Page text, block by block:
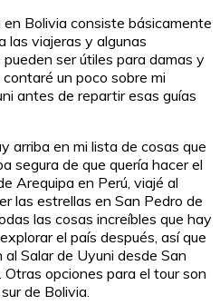
Bolivia consiste básicamente
las viajeras y algunas
ser útiles para damas y
un poco sobre mi
antes de repartir esas guías
arriba en mi lista de cosas que
segura de que quería hacer el
Arequipa en Perú, viajé al
las estrellas en San Pedro de
las cosas increíbles que hay
el país después, así que
Salar de Uyuni desde San
opciones para el tour son
de Bolivia.